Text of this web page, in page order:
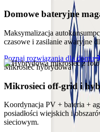
Domowe bateryjne
Maksymalizacja
czasowe i zasilanie awaryjne
Poznaj rozwiązania dla domu
Mikrosieć hybrydowa
Mikrosieci off-grid i
Koordynacja PV + bateria +
posiadłości wiejskich i
sieciowym.